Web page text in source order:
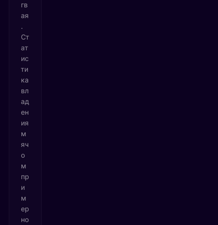
гв
ая
.
Ст
ат
ис
ти
ка
вл
ад
ен
ия
м
яч
о
м
пр
и
м
ер
но